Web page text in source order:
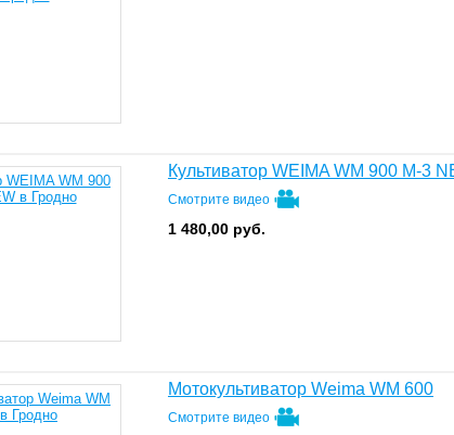
Культиватор WEIMA WM 900 М-3
Смотрите видео
1 480,00 руб.
Мотокультиватор Weima WM 600
Смотрите видео